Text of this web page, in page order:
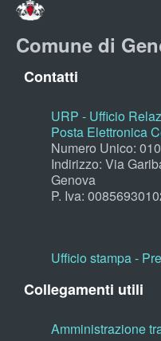
Comune di
Contatti
URP - Ufficio
Posta Elettronica
Numero Unico:
Indirizzo: Via
Genova
P. Iva:
Ufficio stampa -
Collegamenti utili
Amministrazione